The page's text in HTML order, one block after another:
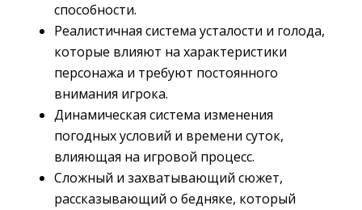
способности.
Реалистичная система усталости и голода,
которые влияют на характеристики
персонажа и требуют постоянного
внимания игрока.
Динамическая система изменения
погодных условий и времени суток,
влияющая на игровой процесс.
Сложный и захватывающий сюжет,
рассказывающий о бедняке, который